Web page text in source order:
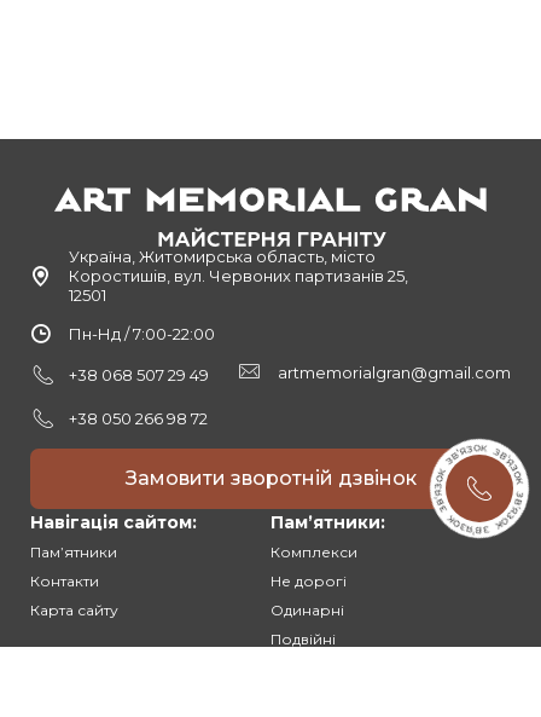
Україна, Житомирська область, місто
Коростишів, вул. Червоних партизанів 25,
12501
Пн-Нд / 7:00-22:00
+38 068 507 29 49
+38 050 266 98 72
artmemorialgran@gmail.com
Замовити зворотній дзвінок
Навігація сайтом:
Памʼятники
Контакти
Карта сайту
Памʼятники:
Комплекси
Не дорогі
Одинарні
Подвійні